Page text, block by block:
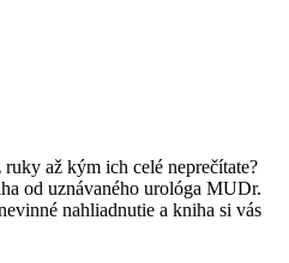
až kým ich celé neprečítate?
od uznávaného urológa MUDr.
nahliadnutie a kniha si vás